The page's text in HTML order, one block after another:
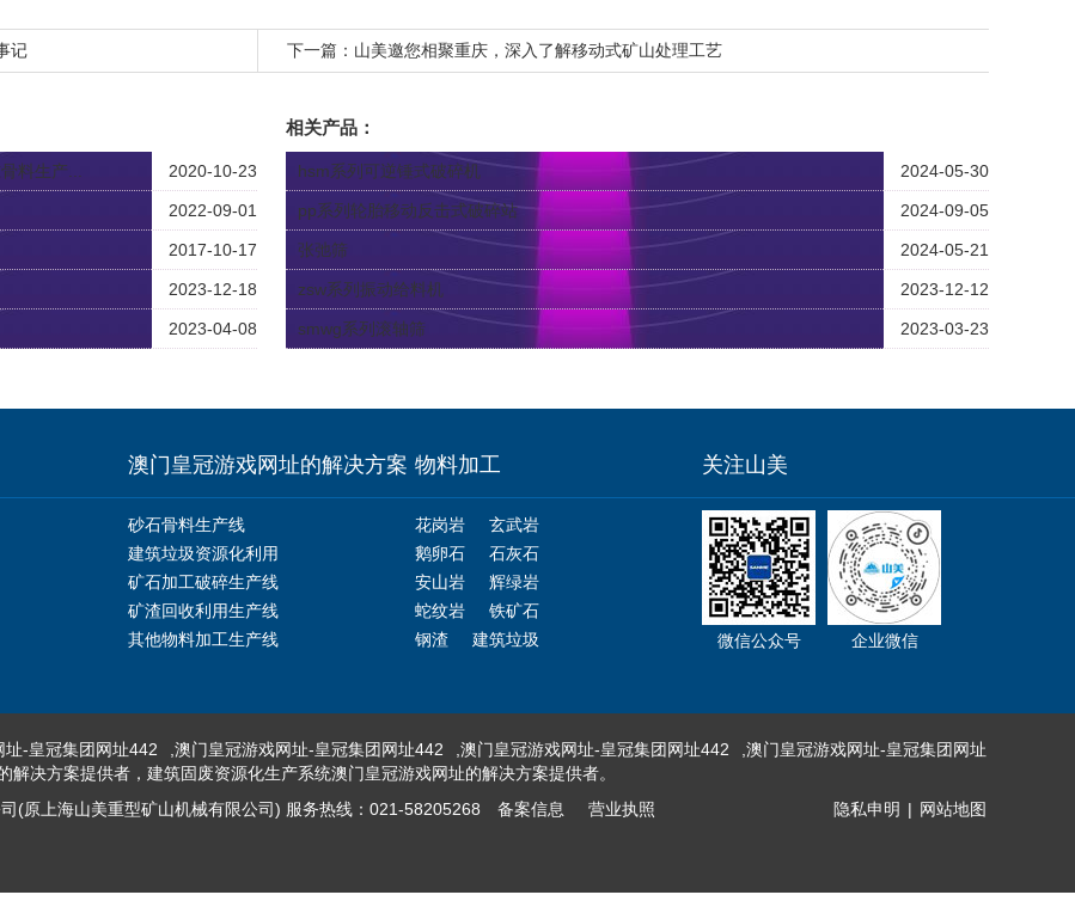
记 下一篇： 山美邀您相聚重庆，深入了解移动式矿山处理工艺
料生产... 2020-10-23
2022-09-01
2017-10-17
2023-12-18
2023-04-08
相关产品：
hsm系列可逆锤式破碎机 2024-05-30
pp系列轮胎移动反击式破碎站 2024-09-05
张弛筛 2024-05-21
zsw系列振动给料机 2023-12-12
smwg系列滚轴筛 2023-03-23
澳门皇冠游戏网址的解决方案 物料加工 关注山美
砂石骨料生产线
建筑垃圾资源化利用
矿石加工破碎生产线
矿渣回收利用生产线
其他物料加工生产线
花岗岩
玄武岩
鹅卵石
石灰石
安山岩
辉绿岩
蛇纹岩
铁矿石
钢渣
建筑垃圾 微信公众号 企业微信
址-皇冠集团网址442 澳门皇冠游戏网址-皇冠集团网址442 澳门皇冠游戏网址-皇冠集团网址442
澳门皇冠游戏网址-皇冠集团网址
决方案提供者，建筑固废资源化生产系统澳门皇冠游戏网址的解决方案提供者。
隐私申明 | 网站地图
(原上海山美重型矿山机械有限公司) 服务热线：021-58205268 备案信息 营业执照